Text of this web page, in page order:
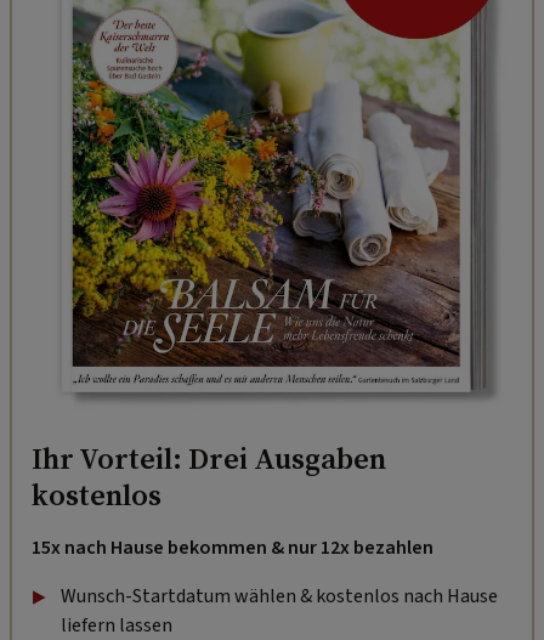
Ihr Vorteil: Drei Ausgaben
kostenlos
15x nach Hause bekommen & nur 12x bezahlen
Wunsch-Startdatum wählen & kostenlos nach Hause
liefern lassen